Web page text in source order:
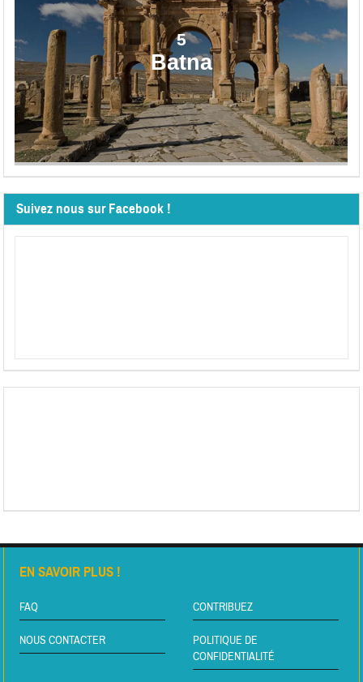
5
Batna
Suivez nous sur Facebook !
EN SAVOIR PLUS !
FAQ CONTRIBUEZ
NOUS CONTACTER
POLITIQUE DE
CONFIDENTIALITÉ